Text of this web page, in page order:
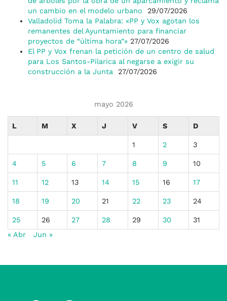
un cambio en el modelo urbano
29/07/2026
Valladolid Toma la Palabra: «PP y Vox agotan los
remanentes del Ayuntamiento para financiar
proyectos de “última hora”» 27/07/2026
El PP y Vox frenan la petición de un centro de salud
para Los Santos-Pilarica al negarse a exigir su
construcción a la Junta
27/07/2026
mayo 2026
L M X J V S D
1 2 3
4 5 6 7 8 9 10
11 12 13 14 15 16 17
18 19 20 21 22 23 24
25 26 27 28 29 30
31
« Abr
Jun »